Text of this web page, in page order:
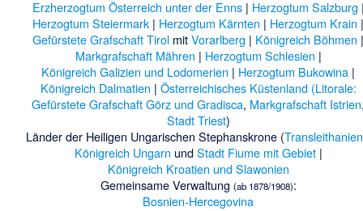
Erzherzogtum Österreich unter der Enns| Herzogtum Salzburg
Herzogtum Steiermark | Herzogtum Kärnten | Herzogtum Krain
Gefürstete Grafschaft Tirol mitVorarlberg | Königreich Böhmen
Markgrafschaft Mähren | Herzogtum Schlesien |
Königreich Galizien und Lodomerien | Herzogtum Bukowina |
Königreich Dalmatien | Österreichisches Küstenland (Litorale:
Gefürstete Grafschaft Görz und Gradisca, Markgrafschaft Istrien
Stadt Triest)
Länder der Heiligen Ungarischen Stephanskrone (Transleithanien
Königreich Ungarn undStadt Fiume mit Gebiet|
Königreich Kroatien und Slawonien
Gemeinsame Verwaltung (ab 1878/1908):
Bosnien-Hercegovina